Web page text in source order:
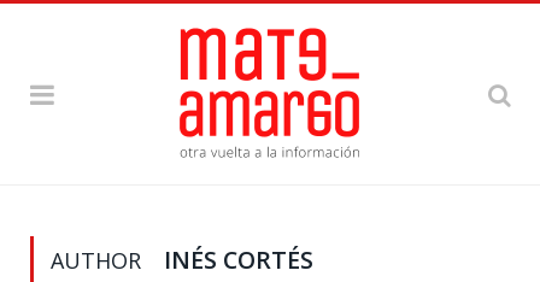
AUTHOR INÉS CORTÉS